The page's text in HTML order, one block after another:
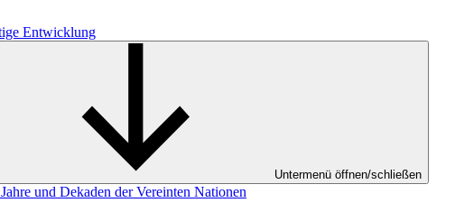
Entwicklung
Untermenü öffnen/schließen
und Dekaden der Vereinten Nationen